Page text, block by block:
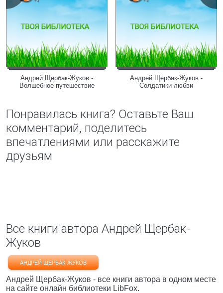
Андрей Щербак-Жуков -
Волшебное путешествие
Андрей Щербак-Жуков -
Солдатики любви
Понравилась книга? Оставьте Ваш
комментарий, поделитесь
впечатлениями или расскажите
друзьям
Все книги автора Андрей Щербак-
Жуков
АНДРЕЙ ЩЕРБАК-ЖУКОВ
Андрей Щербак-Жуков - все книги автора в одном месте
на сайте онлайн библиотеки LibFox.